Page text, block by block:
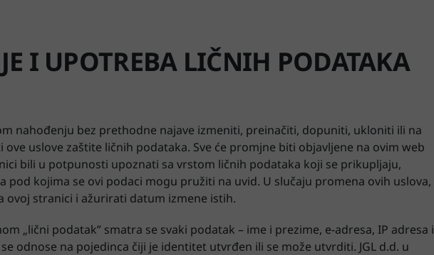
I UPOTREBA LIČNIH PODATAKA
nahođenju bez prethodne najave izmeniti, preinačiti, dopuniti, ukloniti ili na
uslove zaštite ličnih podataka. Sve će promjne biti objavljene na ovim web
bili u potpunosti upoznati sa vrstom ličnih podataka koji se prikupljaju,
pod kojima se ovi podaci mogu pružiti na uvid. U slučaju promena ovih uslova,
ovoj stranici i ažurirati datum izmene istih.
„lični podatak” smatra se svaki podatak – ime i prezime, e-adresa, IP adresa i
odnose na pojedinca čiji je identitet utvrđen ili se može utvrditi. JGL d.d. u